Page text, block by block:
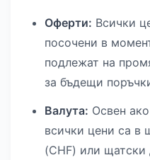
Оферти: Всички
посочени в
подлежат на
за бъдещи
Валута: Освен
всички цени са в
(CHF) или щатски